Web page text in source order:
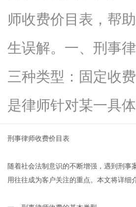
师收费价目表，帮
生误解。一、刑事
三种类型：固定收
是律师针对某一具
刑事律师收费价目表
随着社会法制意识的不断增强，遇到刑
用往往成为客户关注的重点。本文将详